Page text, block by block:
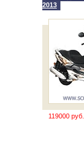
2013
119000 руб.